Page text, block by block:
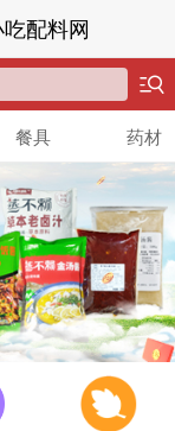
配料网
餐具 药材